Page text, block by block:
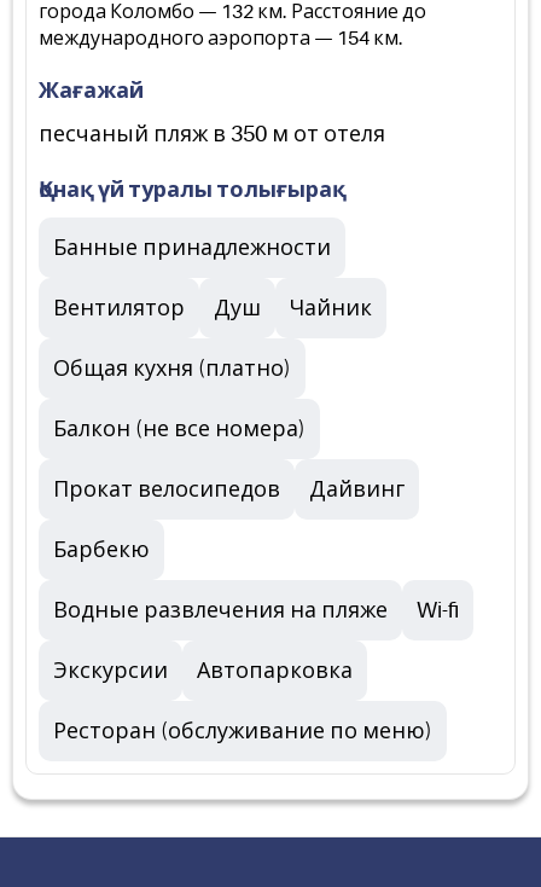
города Коломбо — 132 км. Расстояние до
международного аэропорта — 154 км.
Жағажай
песчаный пляж в 350 м от отеля
Қонақ үй туралы толығырақ
Банные принадлежности
Вентилятор Душ Чайник
Общая кухня (платно)
Балкон (не все номера)
Прокат велосипедов Дайвинг
Барбекю
Водные развлечения на пляже Wi-fi
Экскурсии Автопарковка
Ресторан (обслуживание по меню)